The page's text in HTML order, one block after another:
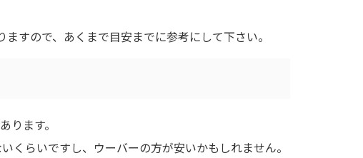
すので、あくまで目安までに参考にして下さい。
ります。
くらいですし、ウーバーの方が安いかもしれません。